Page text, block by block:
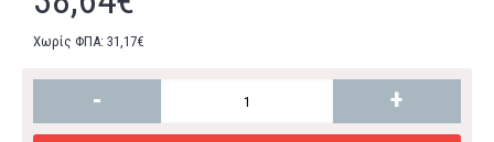
Χωρίς ΦΠΑ: 31,17€
- +